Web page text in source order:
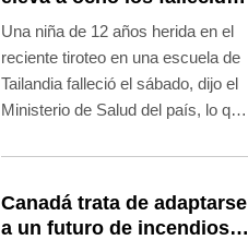
por el tiroteo en escuela
tailandesa
Una niña de 12 años herida en el
reciente tiroteo en una escuela de
Tailandia falleció el sábado, dijo el
Ministerio de Salud del país, lo que
por el suceso.
Canadá trata de adaptarse
a un futuro de incendios